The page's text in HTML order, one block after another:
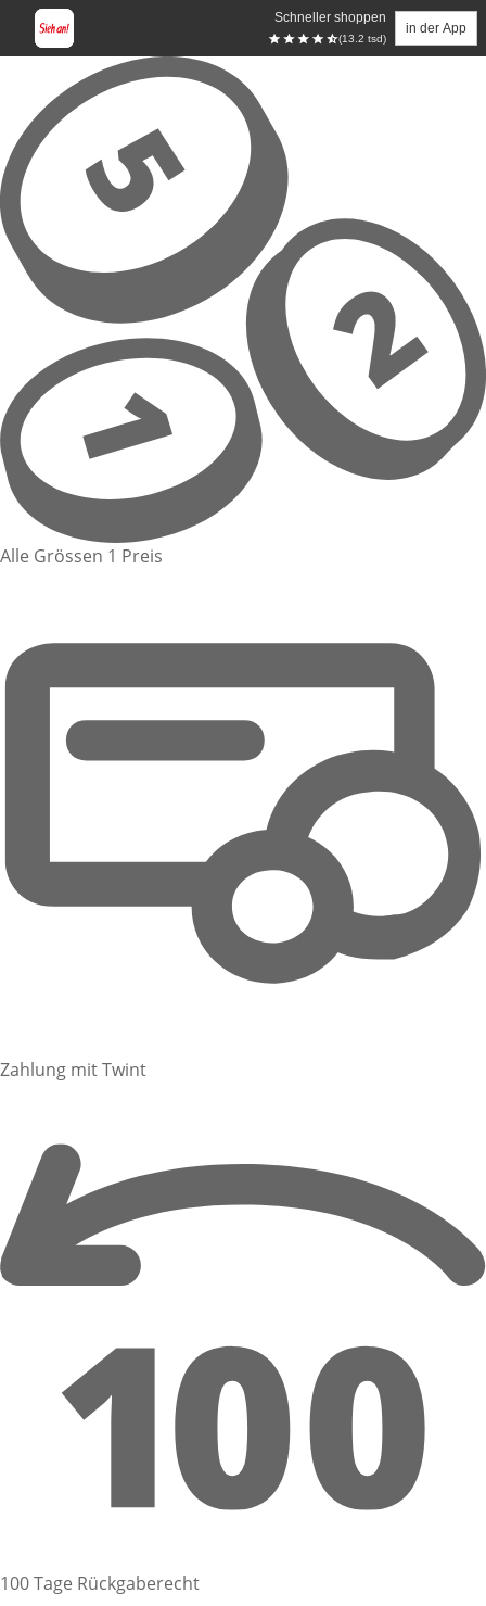
Schneller shoppen
(13.2 tsd)
in der App
Zum Hauptinhalt springen
Alle Grössen 1 Preis
Zahlung mit Twint
100 Tage Rückgaberecht